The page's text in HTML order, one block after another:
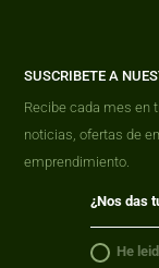
SUSCRIBETE A
Recibe cada mes en
noticias, ofertas de
emprendimiento.
He